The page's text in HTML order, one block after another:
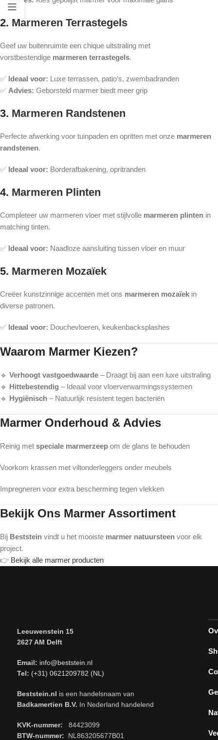
2. Marmeren Terrastegels
Geef uw buitenruimte een chique uitstraling met
vorstbestendige marmeren terrastegels.
✅ Ideaal voor: Luxe terrassen, patio’s, zwembadranden
✅ Advies: Geborsteld marmer biedt meer grip
3. Marmeren Randstenen
Perfecte afwerking voor tuinpaden en opritten met onze marmeren
randstenen.
✅ Ideaal voor: Borderafbakening, opritranden
4. Marmeren Plinten
Completeer uw marmeren vloer met stijlvolle marmeren plinten in
matching tinten.
✅ Ideaal voor: Naadloze aansluiting tussen vloer en muur
5. Marmeren Mozaïek
Creëer kunstzinnige accenten met ons marmeren mozaïek in
diverse patronen.
✅ Ideaal voor: Douchevloeren, keukenbacksplashes
Waarom Marmer Kiezen?
🔹 Verhoogt vastgoedwaarde – Draagt bij aan een luxe uitstraling
🔹 Hittebestendig – Ideaal voor vloerverwarmingssystemen
🔹 Hygiënisch – Natuurlijk resistent tegen bacteriën
Marmer Onderhoud & Advies
Reinig met speciale marmerzeep om de glans te behouden
Voorkom krassen met viltonderleggers onder meubels
Impregneren voor extra bescherming tegen vlekken
Bekijk Ons Marmer Assortiment
Bij Beststein vindt u het mooiste marmer natuursteen voor elk
project.
👉 Bekijk alle marmer producten
Leeuwenstein 15
2627 AM Delft
Email: info@beststein.nl
Tel: (+31) 0621209782 (NL)
Beststein.nl is een handelsnaam van
Badkamertien B.V. In Nederland handelend
KVK-nummer: 84423099
BTW-nummer: NL863205677B01